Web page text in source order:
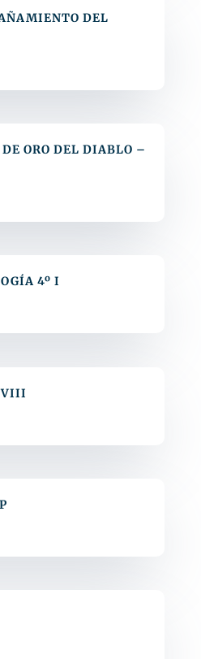
DEL
DE ORO DEL DIABLO –
4º I
VIII